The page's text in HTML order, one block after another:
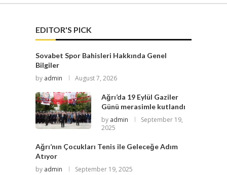
EDITOR'S PICK
Sovabet Spor Bahisleri Hakkında Genel
Bilgiler
by admin August 7, 2026
Ağrı’da 19 Eylül Gaziler
Günü merasimle kutlandı
by admin
September 19,
2025
Ağrı’nın Çocukları Tenis ile Geleceğe Adım
Atıyor
by admin September 19, 2025